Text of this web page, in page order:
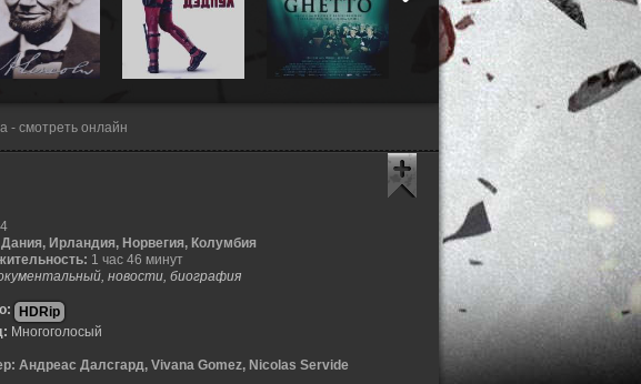
- смотреть онлайн
Дания, Ирландия, Норвегия, Колумбия
1 час 46 минут
новости, биография
HDRip
Многоголосый
Андреас Далсгард, Vivana Gomez, Nicolas Servide